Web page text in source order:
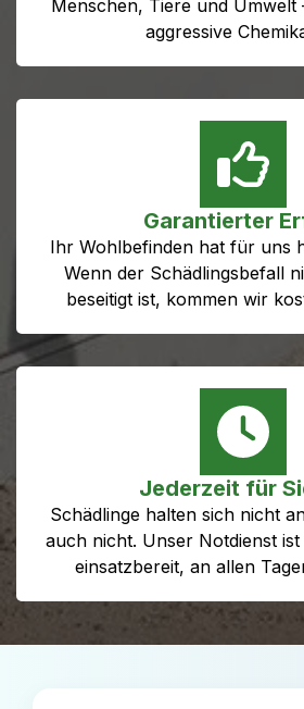
Menschen, Tiere und Umwelt
aggressive
Garantierter
Ihr Wohlbefinden hat für uns
Wenn der Schädlingsbefall
beseitigt ist, kommen wir
Jederzeit für
Schädlinge halten sich nicht
auch nicht. Unser Notdienst
einsatzbereit, an allen